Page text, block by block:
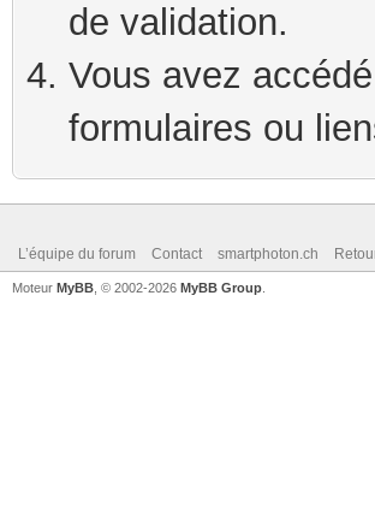
de validation.
Vous avez
formulaires ou
L’équipe du forum Contact smartphoton.ch
Moteur MyBB , © 2002-2026 MyBB Group